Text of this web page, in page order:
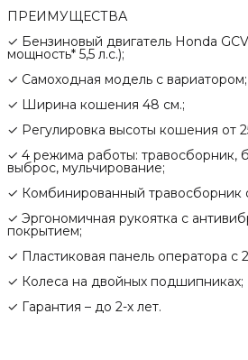
ПРЕИМУЩЕСТВА
✓ Бензиновый двигатель Honda
мощность* 5,5 л.с.);
✓ Самоходная модель с вариатором;
✓ Ширина кошения 48 см.;
✓ Регулировка высоты кошения от
✓ 4 режима работы: травосборник,
выброс, мульчирование;
✓ Комбинированный травосборник
✓ Эргономичная рукоятка с
покрытием;
✓ Пластиковая панель оператора с
✓ Колеса на двойных подшипниках;
✓ Гарантия – до 2-х лет.